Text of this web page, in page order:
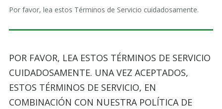
Por favor, lea estos Términos de Servicio cuidadosamente.
POR FAVOR, LEA ESTOS TÉRMINOS DE SERVICIO
CUIDADOSAMENTE. UNA VEZ ACEPTADOS,
ESTOS TÉRMINOS DE SERVICIO, EN
COMBINACIÓN CON NUESTRA POLÍTICA DE